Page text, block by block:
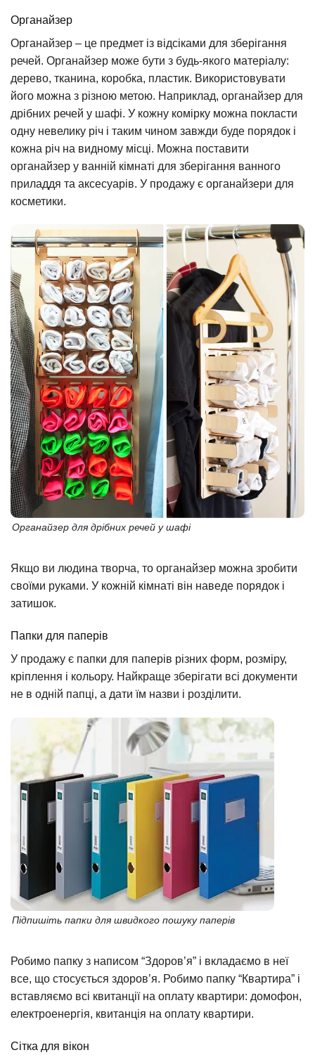
Органайзер
Органайзер – це предмет із відсіками для зберігання
речей. Органайзер може бути з будь-якого матеріалу:
дерево, тканина, коробка, пластик. Використовувати
його можна з різною метою. Наприклад, органайзер для
дрібних речей у шафі. У кожну комірку можна покласти
одну невелику річ і таким чином завжди буде порядок і
кожна річ на видному місці. Можна поставити
органайзер у ванній кімнаті для зберігання ванного
приладдя та аксесуарів. У продажу є органайзери для
косметики.
Органайзер для дрібних речей у шафі
Якщо ви людина творча, то органайзер можна зробити
своїми руками. У кожній кімнаті він наведе порядок і
затишок.
Папки для паперів
У продажу є папки для паперів різних форм, розміру,
кріплення і кольору. Найкраще зберігати всі документи
не в одній папці, а дати їм назви і розділити.
Підпишіть папки для швидкого пошуку паперів
Робимо папку з написом “Здоров’я” і вкладаємо в неї
все, що стосується здоров’я. Робимо папку “Квартира” і
вставляємо всі квитанції на оплату квартири: домофон,
електроенергія, квитанція на оплату квартири.
Сітка для вікон